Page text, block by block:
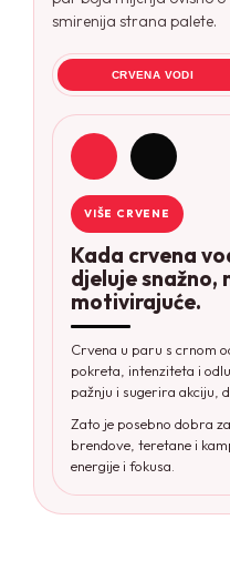
smirenija strana palete.
CRVENA VODI
VIŠE CRVENE
Kada crvena
djeluje
motivirajuće.
Crvena u paru s crnom
pokreta, intenziteta i
pažnju i sugerira akciju,
Zato je posebno dobra
brendove, teretane i
energije i fokusa.